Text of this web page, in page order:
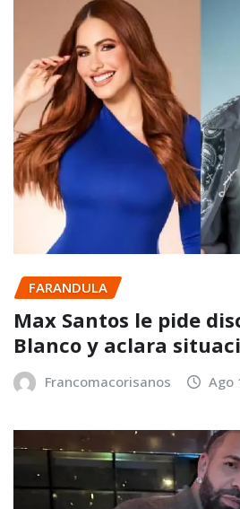
FARANDULA
Max Santos le pide
Blanco y aclara
Francomacorisanos Ago